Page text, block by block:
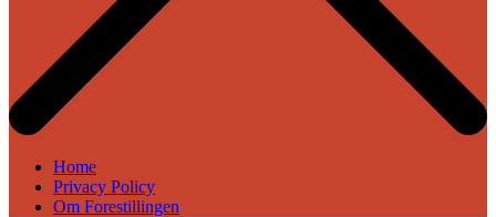
Home
Privacy Policy
Om Forestillingen